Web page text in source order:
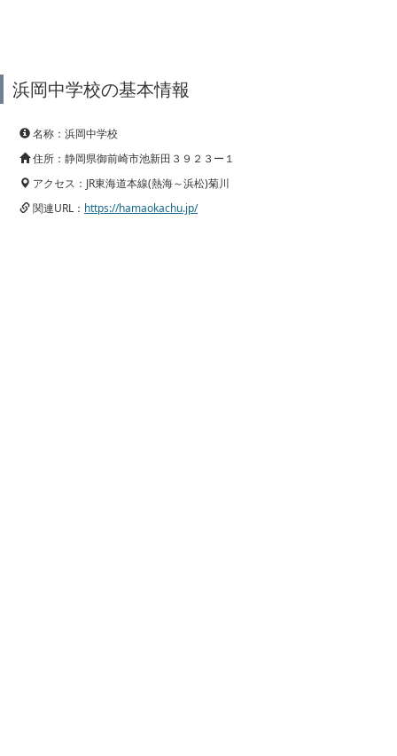
浜岡中学校の基本情報
名称：浜岡中学校
住所：静岡県御前崎市池新田３９２３ー１
アクセス：JR東海道本線(熱海～浜松)菊川
関連URL： https://hamaokachu.jp/